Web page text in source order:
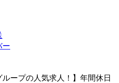
ー
ループの人気求人！】年間休日